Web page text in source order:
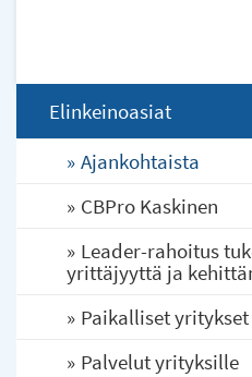
Elinkeinoasiat
Ajankohtaista
CBPro Kaskinen
Leader-rahoitus
yrittäjyyttä ja
Paikalliset yritykset
Palvelut yrityksille